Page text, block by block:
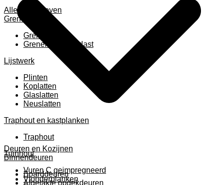
Alles weergeven
Grenen
Grenen B ruw
Grenen gevingerlast
Lijstwerk
Plinten
Koplatten
Glaslatten
Neuslatten
Traphout en kastplanken
Traphout
Tuinhout
Vuren C geimpregneerd
Vlonderplanken
Deuren en Kozijnen
Binnendeuren
Boarddeuren
Afgelakte opdekdeuren